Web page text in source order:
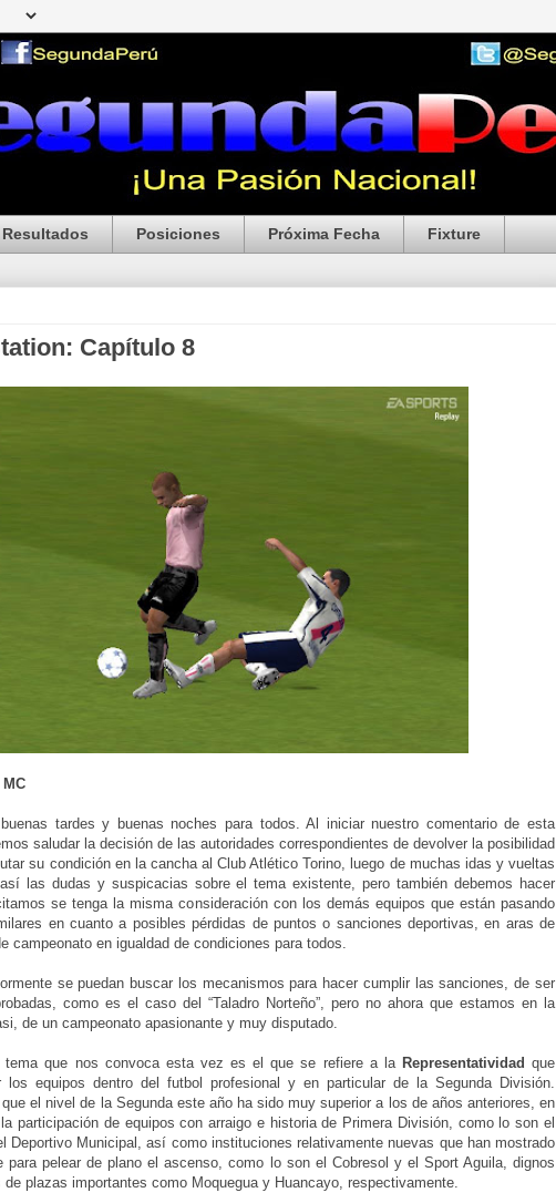
Resultados Posiciones Próxima Fecha Fixture
Capítulo 8
tardes y buenas noches para todos. Al iniciar nuestro comentario de esta
saludar la decisión de las autoridades correspondientes de devolver la posibilidad
su condición en la cancha al Club Atlético Torino, luego de muchas idas y vueltas
las dudas y suspicacias sobre el tema existente, pero también debemos hacer
se tenga la misma consideración con los demás equipos que están pasando
en cuanto a posibles pérdidas de puntos o sanciones deportivas, en aras de
campeonato en igualdad de condiciones para todos.
se puedan buscar los mecanismos para hacer cumplir las sanciones, de ser
como es el caso del “Taladro Norteño”, pero no ahora que estamos en la
de un campeonato apasionante y muy disputado.
tema que nos convoca esta vez es el que se refiere a la Representatividad que
los equipos dentro del futbol profesional y en particular de la Segunda División.
el nivel de la Segunda este año ha sido muy superior a los de años anteriores, en
participación de equipos con arraigo e historia de Primera División, como lo son el
Deportivo Municipal, así como instituciones relativamente nuevas que han mostrado
para pelear de plano el ascenso, como lo son el Cobresol y el Sport Aguila, dignos
de plazas importantes como Moquegua y Huancayo, respectivamente.